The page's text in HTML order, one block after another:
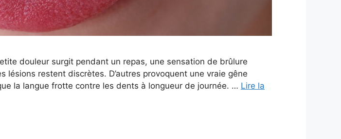
douleur surgit pendant un repas, une sensation de brûlure
lésions restent discrètes. D’autres provoquent une vraie gêne
la langue frotte contre les dents à longueur de journée. … Lire la